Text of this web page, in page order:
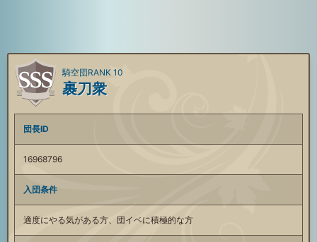
裹刀衆
騎空団RANK 10
団長ID
16968796
入団条件
適度にやる気がある方、団イベに積極的な方